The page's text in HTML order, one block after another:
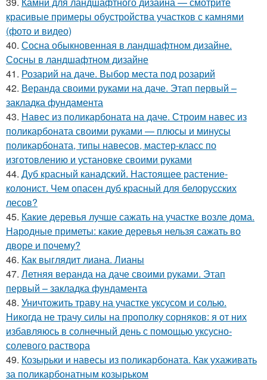
красивые примеры обустройства участков с камнями
(фото и видео)
40. Сосна обыкновенная в ландшафтном дизайне.
Сосны в ландшафтном дизайне
41. Розарий на даче. Выбор места под розарий
42. Веранда своими руками на даче. Этап первый –
закладка фундамента
43. Навес из поликарбоната на даче. Строим навес из
поликарбоната своими руками — плюсы и минусы
поликарбоната, типы навесов, мастер-класс по
изготовлению и установке своими руками
44. Дуб красный канадский. Настоящее растение-
колонист. Чем опасен дуб красный для белорусских
лесов?
45. Какие деревья лучше сажать на участке возле дома.
Народные приметы: какие деревья нельзя сажать во
дворе и почему?
46. Как выглядит лиана. Лианы
47. Летняя веранда на даче своими руками. Этап
первый – закладка фундамента
48. Уничтожить траву на участке уксусом и солью.
Никогда не трачу силы на прополку сорняков: я от них
избавляюсь в солнечный день с помощью уксусно-
солевого раствора
49. Козырьки и навесы из поликарбоната. Как ухаживать
за поликарбонатным козырьком